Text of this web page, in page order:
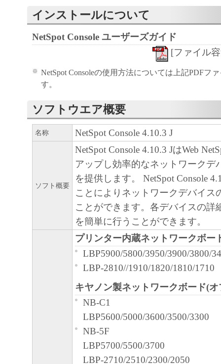
るいかなる損害（逸失利益および
たは付随的な損害を含むがこれら
ての損害を言います。）について
れる限り、一切の責任を負わない
とえ、キヤ ノン、キヤノンの子会
関連会社、それらの販売代理店ま
様です。
キヤノン、キヤノンの子会社、キ
社、それらの販売代理店または販
「本ソフトウェア」、または「本
使用に起因または関連してお客様
生じたいかなる紛争についても、
いものとします。
お客様は、日本国政府または関連する
な認可等を得ることなしに、「本ソフ
または一部を、直接または間接に輸出
契約期間
本契約書は、お客様が、『同意』
インストールについて
NetSpot Console ユーザーズガイド
[ファイル
※ NetSpot Consoleの使用方法については上記PDFフ
す。
ソフトウエア概要
名称 NetSpot Console 4.10.3 J
ソフト概要
NetSpot Console 4.10.3 JはWeb
アップし効率的なネットワークデ
を提供します。 NetSpot Console
ことによりネットワークデバイス
ことができます。各デバイスの詳
を簡単に行うことができます。
プリンター内蔵ネットワークボー
LBP5900/5800/3950/3900/3800/
LBP-2810//1910/1820/1810/1710
キヤノン製ネットワークボード(
NB-C1
LBP5600/5000/3600/3500/3300
NB-5F
LBP5700/5500/3700
LBP-2710/2510/2300/2050